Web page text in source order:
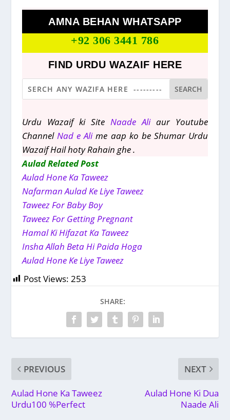
AMNA BEHAN WHATSAPP
+92 306 3441 786
FIND URDU WAZAIF HERE
Urdu Wazaif ki Site Naade Aliaur Youtube
Channel Nad e Alime aap ko be Shumar Urdu
Wazaif Hail hoty Rahain ghe .
Aulad Related Post
Aulad Hone Ka Taweez
Nafarman Aulad Ke Liye Taweez
Taweez For Baby Boy
Taweez For Getting Pregnant
Hamal Ki Hifazat Ka Taweez
Insha Allah Beta Hi Paida Hoga
Aulad Hone Ke Liye Taweez
Post Views: 253
SHARE:
PREVIOUS
Aulad Hone Ka Taweez
Urdu100 %Perfect
NEXT
Aulad Hone Ki Dua
Naade Ali